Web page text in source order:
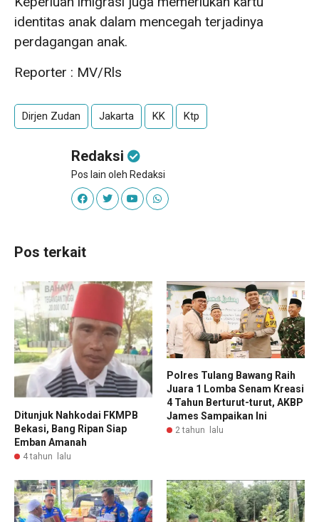
identitas anak dalam mencegah terjadinya
perdagangan anak.
Reporter : MV/Rls
Dirjen Zudan Jakarta KK Ktp
Redaksi
Pos lain oleh Redaksi
Pos terkait
Ditunjuk Nahkodai FKMPB
Bekasi, Bang Ripan Siap
Emban Amanah
4 tahun lalu
Polres Tulang Bawang Raih
Juara 1 Lomba Senam Kreasi
4 Tahun Berturut-turut, AKBP
James Sampaikan Ini
2 tahun lalu